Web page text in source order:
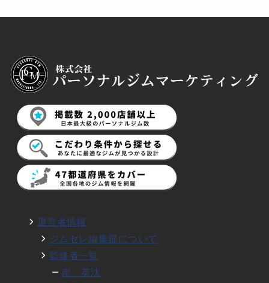
運営者情報
ジムセレ編集部について
監修者一覧
岸 英汰